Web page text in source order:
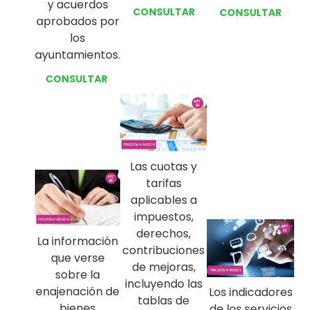
y acuerdos
aprobados por
los
ayuntamientos.
CONSULTAR
CONSULTAR CONSULTAR
La información
que verse
sobre la
enajenación de
Las cuotas y
tarifas
aplicables a
impuestos,
derechos,
contribuciones
de mejoras,
incluyendo las
tablas de
Los indicadores